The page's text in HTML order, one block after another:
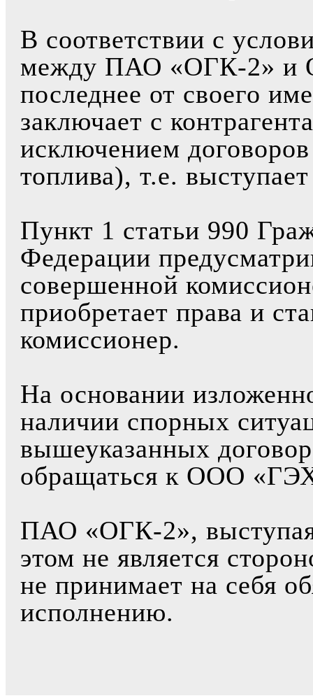
В соответствии с
между ПАО «ОГК-2» и
последнее от своего
заключает с
исключением
топлива), т.е.
Пункт 1 статьи 990
Федерации
совершенной
приобретает права и
комиссионер.
На основании
наличии спорных
вышеуказанных
обращаться к ООО
ПАО «ОГК-2», выступая
этом не является
не принимает на себя
исполнению.